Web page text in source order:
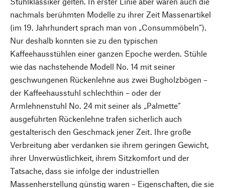
nachmals berühmten Modelle zu ihrer Zeit Massenartikel
(im 19. Jahrhundert sprach man von „Consummöbeln“).
Nur deshalb konnten sie zu den typischen
Kaffeehausstühlen einer ganzen Epoche werden. Stühle
wie das nachstehende Modell No. 14 mit seiner
geschwungenen Rückenlehne aus zwei Bugholzbögen –
der Kaffeehausstuhl schlechthin – oder der
Armlehnenstuhl No. 24 mit seiner als „Palmette“
ausgeführten Rückenlehne trafen sicherlich auch
gestalterisch den Geschmack jener Zeit. Ihre große
Verbreitung aber verdanken sie ihrem geringen Gewicht,
ihrer Unverwüstlichkeit, ihrem Sitzkomfort und der
Tatsache, dass sie infolge der industriellen
Massenherstellung günstig waren – Eigenschaften, die sie